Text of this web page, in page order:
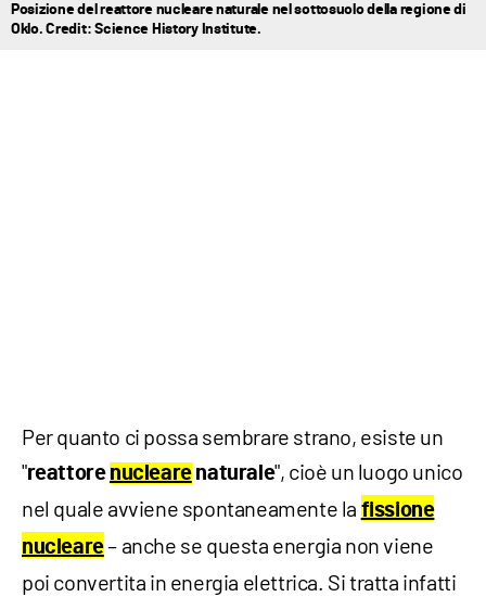
Posizione del reattore nucleare naturale nel sottosuolo della regione di
Oklo. Credit: Science History Institute.
Per quanto ci possa sembrare strano, esiste un
"reattore nuclearenaturale", cioè un luogo unico
nel quale avviene spontaneamente la fissione
nucleare– anche se questa energia non viene
poi convertita in energia elettrica. Si tratta infatti